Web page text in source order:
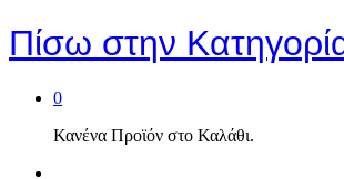
Πίσω στην
0
Κανένα Προϊόν στο Καλάθι.